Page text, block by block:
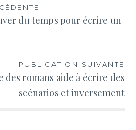
du temps pour écrire un
PUBLICATION SUIVANTE
des romans aide à écrire des
scénarios et inversement